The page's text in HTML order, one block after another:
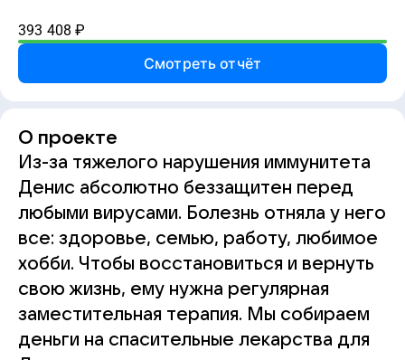
393 408 ₽
Смотреть отчёт
О проекте
Из-за тяжелого нарушения иммунитета
Денис абсолютно беззащитен перед
любыми вирусами. Болезнь отняла у него
все: здоровье, семью, работу, любимое
хобби. Чтобы восстановиться и вернуть
свою жизнь, ему нужна регулярная
заместительная терапия. Мы собираем
деньги на спасительные лекарства для